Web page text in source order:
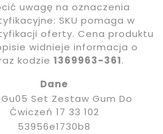
uwagę na oznaczenia
SKU pomaga w
oferty. Cena produktu
widnieje informacja o
kodzie 1369963-361.
Dane
Set Zestaw Gum Do
Ćwiczeń 17 33 102
53956e1730b8